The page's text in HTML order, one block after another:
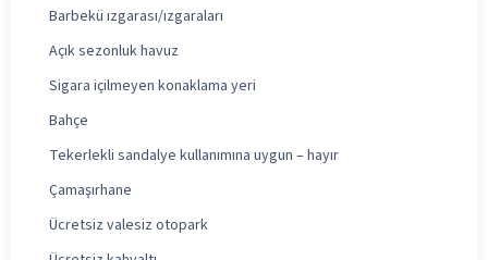
Barbekü ızgarası/ızgaraları
Açık sezonluk havuz
Sigara içilmeyen konaklama yeri
Bahçe
Tekerlekli sandalye kullanımına uygun – hayır
Çamaşırhane
Ücretsiz valesiz otopark